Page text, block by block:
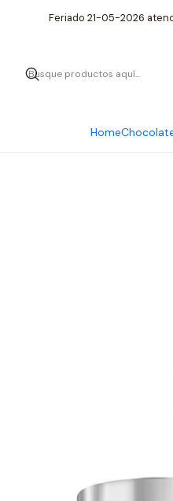
Home
Feriado 21-05-2026